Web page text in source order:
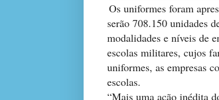
Os uniformes foram
serão 708.150 unidades
modalidades e níveis de
escolas militares, cujos
uniformes, as empresas
escolas.
“Mais uma ação inédita